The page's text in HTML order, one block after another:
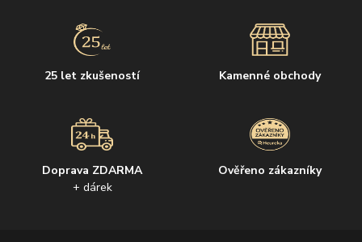
25 let zkušeností Kamenné obchody
Doprava ZDARMA
+ dárek
Ověřeno zákazníky